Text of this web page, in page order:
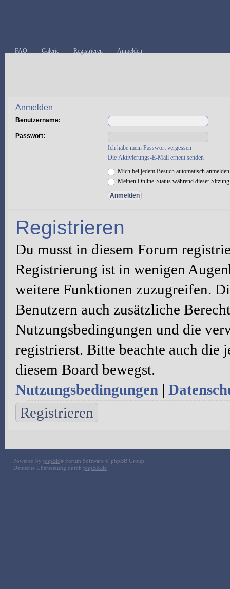
FAQ Galerie Registrieren Anmelden
Anmelden
Benutzername:
Passwort:
Ich habe mein Passwort vergessen
Die Aktivierungs-E-Mail erneut senden
Mich bei jedem Besuch automatisch anmelden
Meinen Online-Status während dieser
Registrieren
Du musst in diesem Forum
Registrierung ist in wenigen
weitere Funktionen zuzugreifen.
Benutzern auch zusätzliche
Nutzungsbedingungen und die
registrierst. Bitte beachte auch
diesem Board bewegst.
Nutzungsbedingungen |
Registrieren
Powered by phpBB® Forum Software © phpBB Group
Deutsche Übersetzung durch phpBB.de